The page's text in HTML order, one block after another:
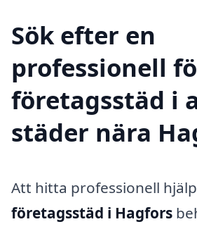
Sök efter en
professionell
företagsstäd i
städer nära
Att hitta professionell
företagsstäd i Hagfors